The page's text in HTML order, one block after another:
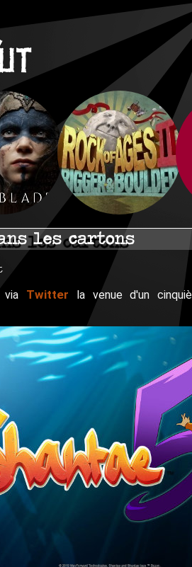
les cartons
via Twitter la venue d'un